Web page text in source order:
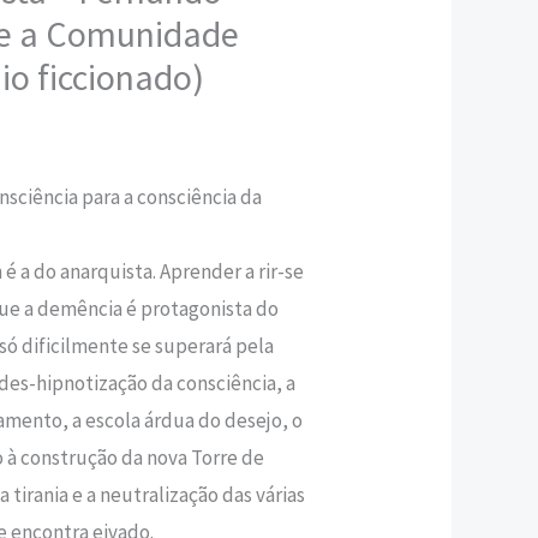
a Comunidade
ficcionado)
€.
para a consciência da
a do anarquista. Aprender a rir-se
a demência é protagonista do
dificilmente se superará pela
hipnotização da consciência, a
a escola árdua do desejo, o
construção da nova Torre de
tirania e a neutralização das várias
encontra eivado.